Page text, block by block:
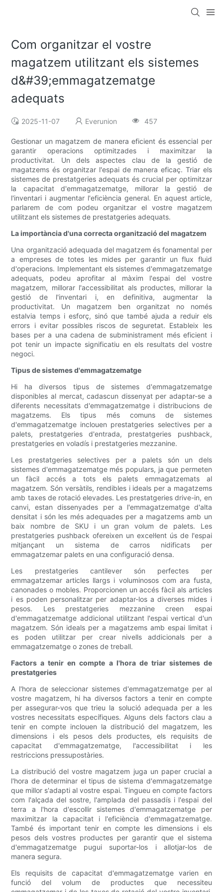
Com organitzar el vostre
magatzem utilitzant els sistemes
d&#39;emmagatzematge
adequats
2025-11-07 Everunion 457
Gestionar un magatzem de manera eficient és essencial per
garantir operacions optimitzades i maximitzar la
productivitat. Un dels aspectes clau de la gestió de
magatzems és organitzar l'espai de manera eficaç. Triar els
sistemes de prestatgeries adequats és crucial per optimitzar
la capacitat d'emmagatzematge, millorar la gestió de
l'inventari i augmentar l'eficiència general. En aquest article,
parlarem de com podeu organitzar el vostre magatzem
utilitzant els sistemes de prestatgeries adequats.
La importància d'una correcta organització del magatzem
Una organització adequada del magatzem és fonamental per
a empreses de totes les mides per garantir un flux fluid
d'operacions. Implementant els sistemes d'emmagatzematge
adequats, podeu aprofitar al màxim l'espai del vostre
magatzem, millorar l'accessibilitat als productes, millorar la
gestió de l'inventari i, en definitiva, augmentar la
productivitat. Un magatzem ben organitzat no només
estalvia temps i esforç, sinó que també ajuda a reduir els
errors i evitar possibles riscos de seguretat. Estableix les
bases per a una cadena de subministrament més eficient i
pot tenir un impacte significatiu en els resultats del vostre
negoci.
Tipus de sistemes d'emmagatzematge
Hi ha diversos tipus de sistemes d'emmagatzematge
disponibles al mercat, cadascun dissenyat per adaptar-se a
diferents necessitats d'emmagatzematge i distribucions de
magatzems. Els tipus més comuns de sistemes
d'emmagatzematge inclouen prestatgeries selectives per a
palets, prestatgeries d'entrada, prestatgeries pushback,
prestatgeries en voladís i prestatgeries mezzanine.
Les prestatgeries selectives per a palets són un dels
sistemes d'emmagatzematge més populars, ja que permeten
un fàcil accés a tots els palets emmagatzemats al
magatzem. Són versàtils, rendibles i ideals per a magatzems
amb taxes de rotació elevades. Les prestatgeries drive-in, en
canvi, estan dissenyades per a l'emmagatzematge d'alta
densitat i són les més adequades per a magatzems amb un
baix nombre de SKU i un gran volum de palets. Les
prestatgeries pushback ofereixen un excel·lent ús de l'espai
mitjançant un sistema de carros nidificats per
emmagatzemar palets en una configuració densa.
Les prestatgeries cantilever són perfectes per
emmagatzemar articles llargs i voluminosos com ara fusta,
canonades o mobles. Proporcionen un accés fàcil als articles
i es poden personalitzar per adaptar-los a diverses mides i
pesos. Les prestatgeries mezzanine creen espai
d'emmagatzematge addicional utilitzant l'espai vertical d'un
magatzem. Són ideals per a magatzems amb espai limitat i
es poden utilitzar per crear nivells addicionals per a
emmagatzematge o zones de treball.
Factors a tenir en compte a l'hora de triar sistemes de
prestatgeries
A l'hora de seleccionar sistemes d'emmagatzematge per al
vostre magatzem, hi ha diversos factors a tenir en compte
per assegurar-vos que trieu la solució adequada per a les
vostres necessitats específiques. Alguns dels factors clau a
tenir en compte inclouen la distribució del magatzem, les
dimensions i els pesos dels productes, els requisits de
capacitat d'emmagatzematge, l'accessibilitat i les
restriccions pressupostàries.
La distribució del vostre magatzem juga un paper crucial a
l'hora de determinar el tipus de sistema d'emmagatzematge
que millor s'adapti al vostre espai. Tingueu en compte factors
com l'alçada del sostre, l'amplada del passadís i l'espai del
terra a l'hora d'escollir sistemes d'emmagatzematge per
maximitzar la capacitat i l'eficiència d'emmagatzematge.
També és important tenir en compte les dimensions i els
pesos dels vostres productes per garantir que el sistema
d'emmagatzematge pugui suportar-los i allotjar-los de
manera segura.
Els requisits de capacitat d'emmagatzematge varien en
funció del volum de productes que necessiteu